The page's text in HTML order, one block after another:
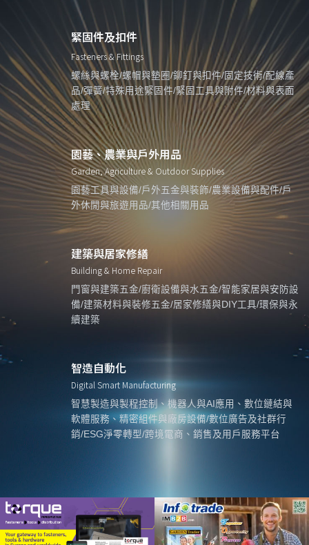
緊固件及扣件
Fasteners & Fittings
螺絲與螺栓/螺帽與墊圈/鉚釘與扣件/固定技術/配線產
品/彈簧/特殊用途緊固件/緊固工具與附件/材料與表面
處理
園藝、農業與戶外用品
Garden, Agriculture & Outdoor Supplies
園藝工具與設備/戶外五金與裝飾/農業設備與配件/戶
外休閒與旅遊用品/其他相關用品
建築與居家修繕
Building & Home Repair
門窗與建築五金/廚衛設備與水五金/智能家居與安防設
備/建築材料與裝修五金/居家修繕與DIY工具/環保與永
續建築
智造自動化
Digital Smart Manufacturing
智慧製造與製程控制、機器人與AI應用、數位鏈結與
軟體服務、精密組件與廠房設備/數位廣告及社群行
銷/ESG淨零轉型/跨境電商、銷售及用戶服務平台